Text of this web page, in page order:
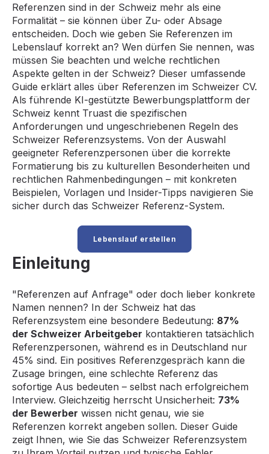
Referenzen sind in der Schweiz mehr als eine
Formalität – sie können über Zu- oder Absage
entscheiden. Doch wie geben Sie Referenzen im
Lebenslauf korrekt an? Wen dürfen Sie nennen, was
müssen Sie beachten und welche rechtlichen
Aspekte gelten in der Schweiz? Dieser umfassende
Guide erklärt alles über Referenzen im Schweizer CV.
Als führende KI-gestützte Bewerbungsplattform der
Schweiz kennt Truast die spezifischen
Anforderungen und ungeschriebenen Regeln des
Schweizer Referenzsystems. Von der Auswahl
geeigneter Referenzpersonen über die korrekte
Formatierung bis zu kulturellen Besonderheiten und
rechtlichen Rahmenbedingungen – mit konkreten
Beispielen, Vorlagen und Insider-Tipps navigieren Sie
sicher durch das Schweizer Referenz-System.
Lebenslauf erstellen
Einleitung
"Referenzen auf Anfrage" oder doch lieber konkrete
Namen nennen? In der Schweiz hat das
Referenzsystem eine besondere Bedeutung: 87%
der Schweizer Arbeitgeber kontaktieren tatsächlich
Referenzpersonen, während es in Deutschland nur
45% sind. Ein positives Referenzgespräch kann die
Zusage bringen, eine schlechte Referenz das
sofortige Aus bedeuten – selbst nach erfolgreichem
Interview. Gleichzeitig herrscht Unsicherheit: 73%
der Bewerber wissen nicht genau, wie sie
Referenzen korrekt angeben sollen. Dieser Guide
zeigt Ihnen, wie Sie das Schweizer Referenzsystem